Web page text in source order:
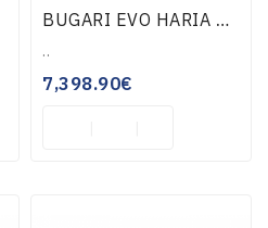
BUGARI EVO HARIA B55 BLUE SKY
..
7,398.90€